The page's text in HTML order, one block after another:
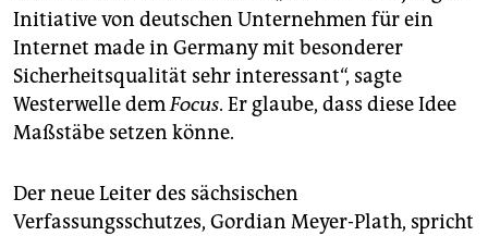
Initiative von deutschen Unternehmen für ein
Internet made in Germany mit besonderer
Sicherheitsqualität sehr interessant“, sagte
Westerwelle demFocus. Er glaube, dass diese Idee
Maßstäbe setzen könne.
Der neue Leiter des sächsischen
Verfassungsschutzes, Gordian Meyer-Plath, spricht